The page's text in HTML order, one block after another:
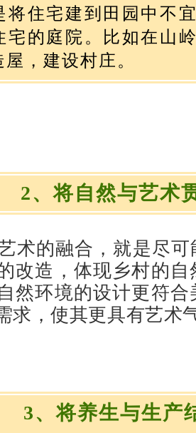
将住宅建到田园中不
宅的庭院。比如在山
，建设村庄。
2、将自然与艺术
的融合，就是尽可
改造，体现乡村的
然环境的设计更符
求，使其更具有艺术
3、将养生与生产